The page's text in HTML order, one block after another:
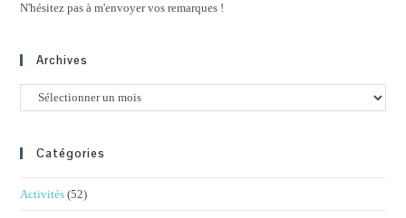
N'hésitez pas à m'envoyer vos remarques !
Archives
Archives
Catégories
Activités (52)